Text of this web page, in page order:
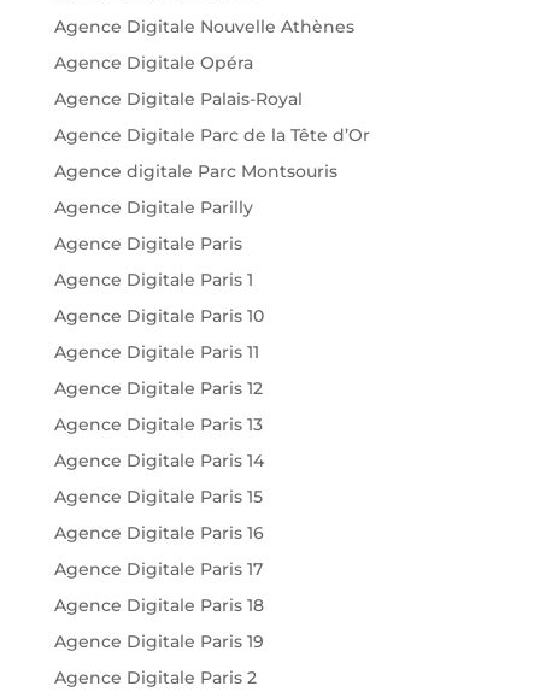
Agence Digitale Nouvelle Athènes
Agence Digitale Opéra
Agence Digitale Palais-Royal
Agence Digitale Parc de la Tête d’Or
Agence digitale Parc Montsouris
Agence Digitale Parilly
Agence Digitale Paris
Agence Digitale Paris 1
Agence Digitale Paris 10
Agence Digitale Paris 11
Agence Digitale Paris 12
Agence Digitale Paris 13
Agence Digitale Paris 14
Agence Digitale Paris 15
Agence Digitale Paris 16
Agence Digitale Paris 17
Agence Digitale Paris 18
Agence Digitale Paris 19
Agence Digitale Paris 2